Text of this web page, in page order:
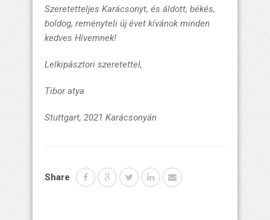
Szeretetteljes Karácsonyt, és áldott, békés,
boldog, reményteli új évet kívánok minden
kedves Hívemnek!
Lelkipásztori szeretettel,
Tibor atya
Stuttgart, 2021 Karácsonyán
Share